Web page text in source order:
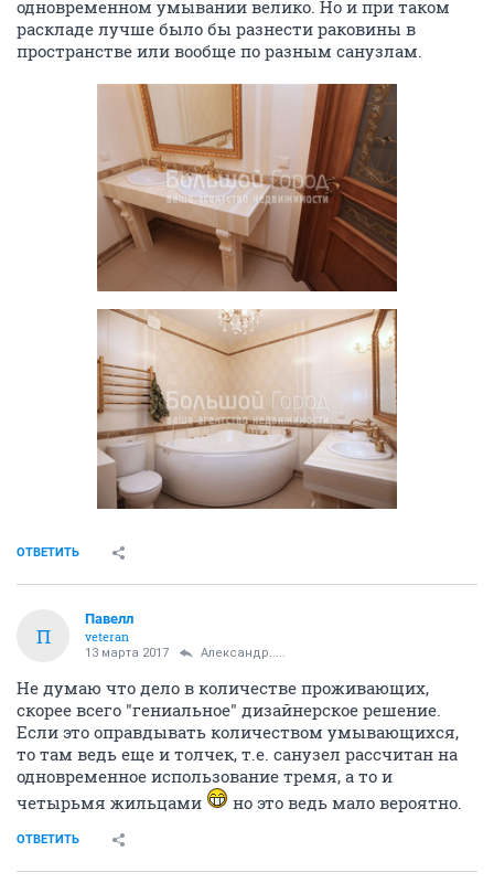
одновременном умывании велико. Но и при таком
раскладе лучше было бы разнести раковины в
пространстве или вообще по разным санузлам.
ОТВЕТИТЬ
П
Павелл
veteran
13 марта 2017 Александр.....
Не думаю что дело в количестве проживающих,
скорее всего "гениальное" дизайнерское решение.
Если это оправдывать количеством умывающихся,
то там ведь еще и толчек, т.е. санузел рассчитан на
одновременное использование тремя, а то и
четырьмя жильцами
но это ведь мало вероятно.
ОТВЕТИТЬ